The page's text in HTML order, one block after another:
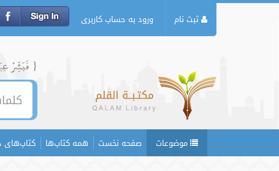
ثبت نام ورود به حساب کاربری
{ فَبَشِّرۡ
موضوعات صفحه نخست همه کتاب‌ها کتاب‌های